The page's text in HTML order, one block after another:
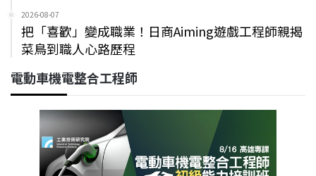
2026-08-07
把「喜歡」變成職業！日商Aiming遊戲工程師親揭
菜鳥到職人心路歷程
電動車機電整合工程師